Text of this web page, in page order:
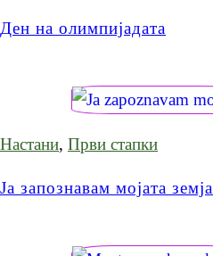
Ден на олимпијадата
Настани, Први стапки
Ја запознавам мојата земја